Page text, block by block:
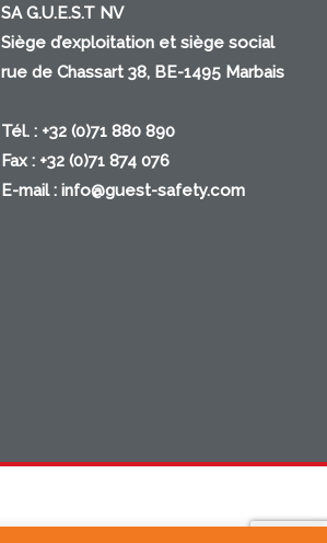
SA G.U.E.S.T NV
Siège d’exploitation et siège social
rue de Chassart 38, BE-1495 Marbais
Tél. : +32 (0)71 880 890
Fax : +32 (0)71 874 076
E-mail : info@guest-safety.com